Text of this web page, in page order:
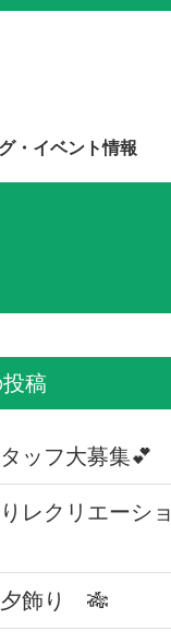
・イベント情報
稿
ッフ大募集💕
レクリエーショ
飾り 🎋